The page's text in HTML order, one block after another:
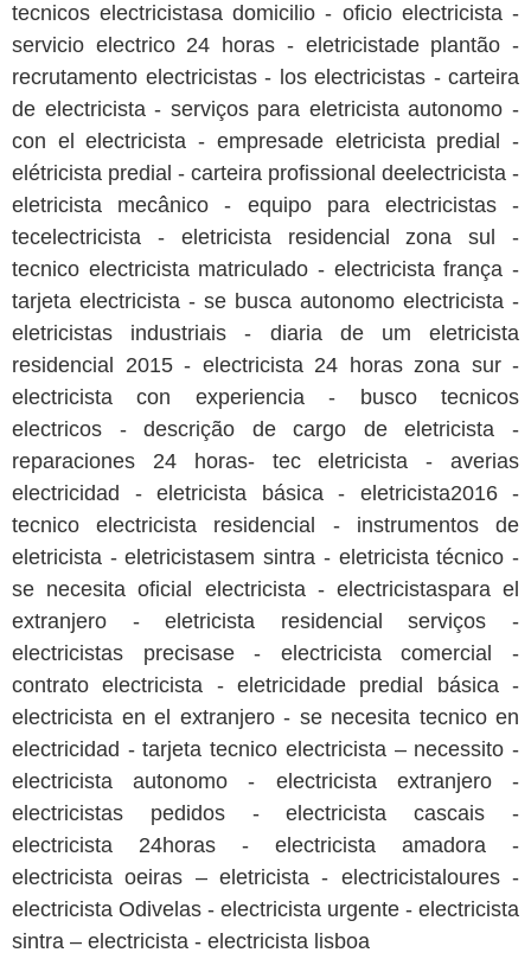
tecnicos electricistasa domicilio - oficio electricista -
servicio electrico 24 horas - eletricistade plantão -
recrutamento electricistas - los electricistas - carteira
de electricista - serviços para eletricista autonomo -
con el electricista - empresade eletricista predial -
elétricista predial - carteira profissional deelectricista -
eletricista mecânico - equipo para electricistas -
tecelectricista - eletricista residencial zona sul -
tecnico electricista matriculado - electricista frança -
tarjeta electricista - se busca autonomo electricista -
eletricistas industriais - diaria de um eletricista
residencial 2015 - electricista 24 horas zona sur -
electricista con experiencia - busco tecnicos
electricos - descrição de cargo de eletricista -
reparaciones 24 horas- tec eletricista - averias
electricidad - eletricista básica - eletricista2016 -
tecnico electricista residencial - instrumentos de
eletricista - eletricistasem sintra - eletricista técnico -
se necesita oficial electricista - electricistaspara el
extranjero - eletricista residencial serviços -
electricistas precisase - electricista comercial -
contrato electricista - eletricidade predial básica -
electricista en el extranjero - se necesita tecnico en
electricidad - tarjeta tecnico electricista – necessito -
electricista autonomo - electricista extranjero -
electricistas pedidos - electricista cascais -
electricista 24horas - electricista amadora -
electricista oeiras – eletricista - electricistaloures -
electricista Odivelas - electricista urgente - electricista
sintra – electricista - electricista lisboa